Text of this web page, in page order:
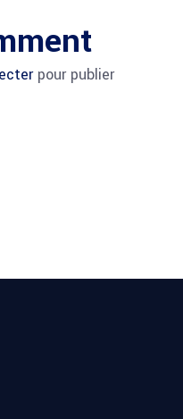
pour publier